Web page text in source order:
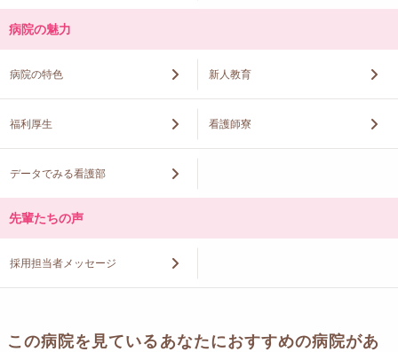
病院の魅力
病院の特色 新人教育
福利厚生 看護師寮
データでみる看護部
先輩たちの声
採用担当者メッセージ
この病院を見ているあなたにおすすめの病院があ